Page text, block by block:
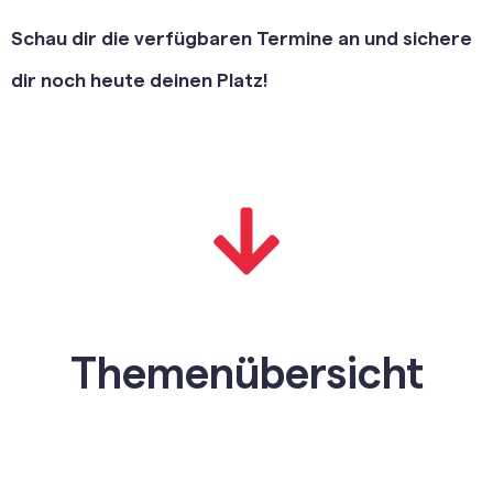
Schau dir die verfügbaren Termine an und sichere
dir noch heute deinen Platz!
Themenübersicht